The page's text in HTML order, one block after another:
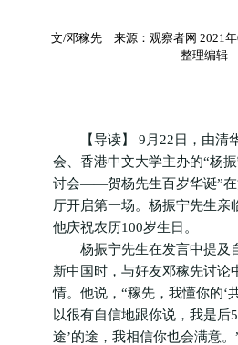
文/邓稼先 来源：观察者网 2021
整理编辑
【导读】 9月22日，由清
会、香港中文大学主办的“杨
讨会——贺杨先生百岁华诞”在
厅开启第一场。杨振宁先生亲
他庆祝农历100岁生日。
杨振宁先生在发言中提及
新中国时，与好友邓稼先讨论
情。他说，“稼先，我懂你的‘
以很有自信地跟你说，我是后
途’的途，我相信你也会满意。